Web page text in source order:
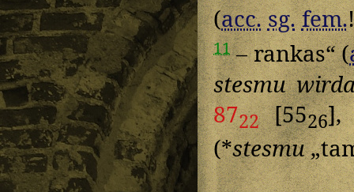
(acc. sg. fem.
11– rankas“ (
stesmu
8722[5526],
(*stesmu